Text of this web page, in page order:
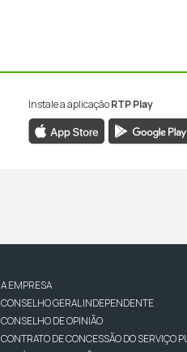
Instale a aplicaçãoRTP Play
A EMPRESA
CONSELHO GERAL INDEPENDENTE
CONSELHO DE OPINIÃO
CONTRATO DE CONCESSÃO DO SERVIÇO